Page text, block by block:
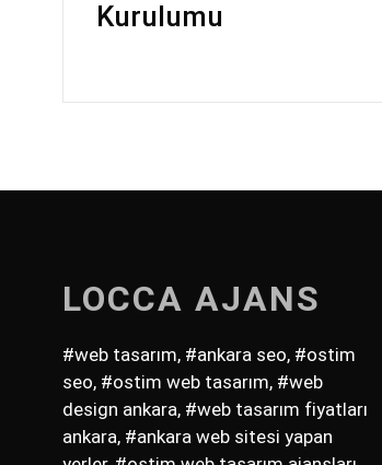
Kurulumu
LOCCA AJANS
#web tasarım, #ankara seo, #ostim
seo, #ostim web tasarım, #web
design ankara, #web tasarım fiyatları
ankara, #ankara web sitesi yapan